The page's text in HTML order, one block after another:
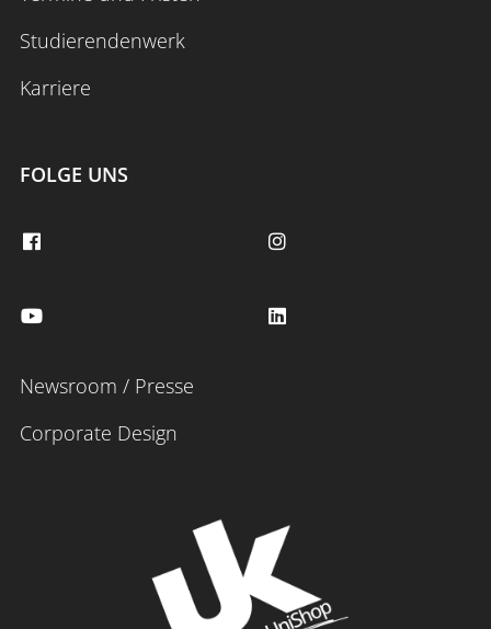
Studierendenwerk
Karriere
FOLGE UNS
Newsroom / Presse
Corporate Design